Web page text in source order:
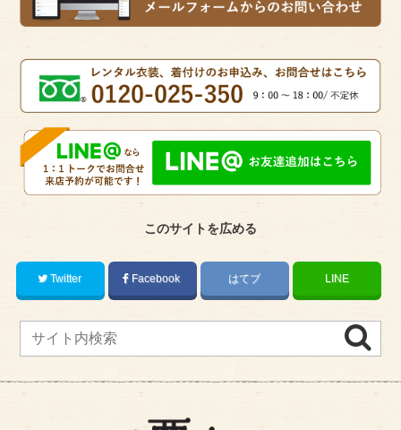
このサイトを広める
Twitter Facebook はてブ LINE